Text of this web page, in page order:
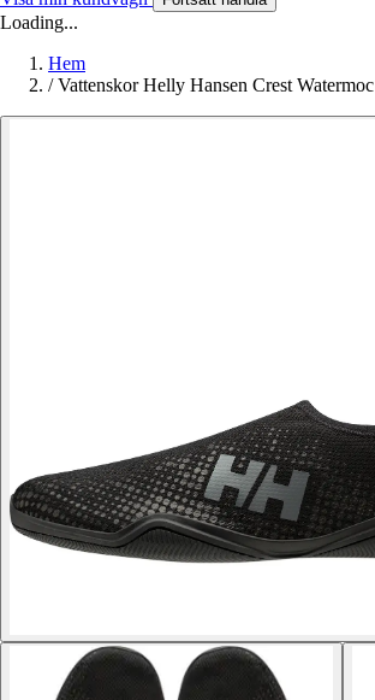
Loading...
Hem
/ Vattenskor Helly Hansen Crest Watermoc